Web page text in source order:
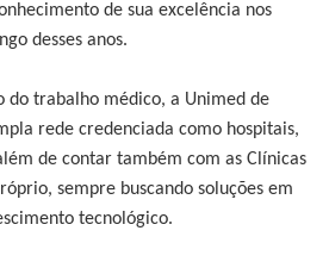
de sua excelência nos
desses anos.
do trabalho médico, a Unimed de
rede credenciada como hospitais,
de contar também com as Clínicas
sempre buscando soluções em
tecnológico.